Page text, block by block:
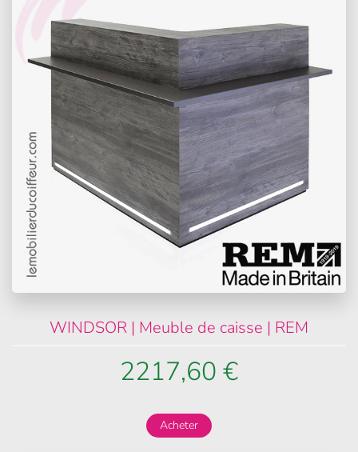
WINDSOR | Meuble de caisse | REM
2217,60 €
Acheter